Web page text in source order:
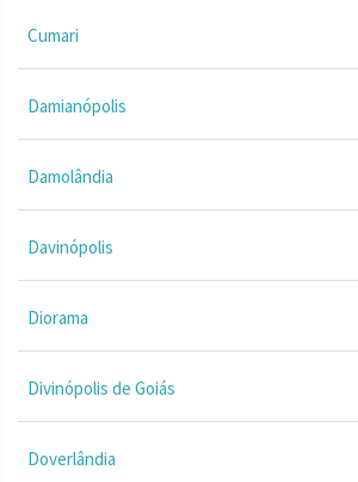
Cumari
Damianópolis
Damolândia
Davinópolis
Diorama
Divinópolis de Goiás
Doverlândia